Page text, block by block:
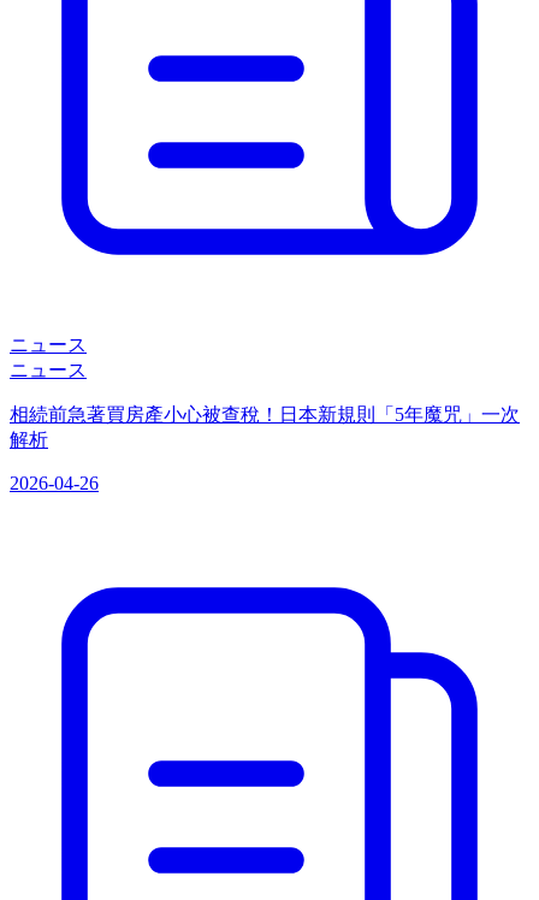
ニュース
ニュース
相続前急著買房產小心被查稅！日本新規則「5年魔咒」一次
解析
2026-04-26